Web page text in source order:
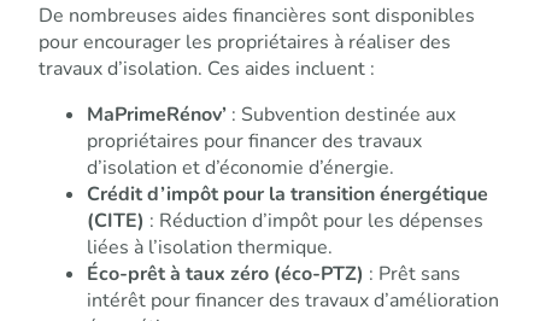
De nombreuses aides financières sont disponibles
pour encourager les propriétaires à réaliser des
travaux d’isolation. Ces aides incluent :
MaPrimeRénov’ : Subvention destinée aux
propriétaires pour financer des travaux
d’isolation et d’économie d’énergie.
Crédit d’impôt pour la transition énergétique
(CITE) : Réduction d’impôt pour les dépenses
liées à l’isolation thermique.
Éco-prêt à taux zéro (éco-PTZ) : Prêt sans
intérêt pour financer des travaux d’amélioration